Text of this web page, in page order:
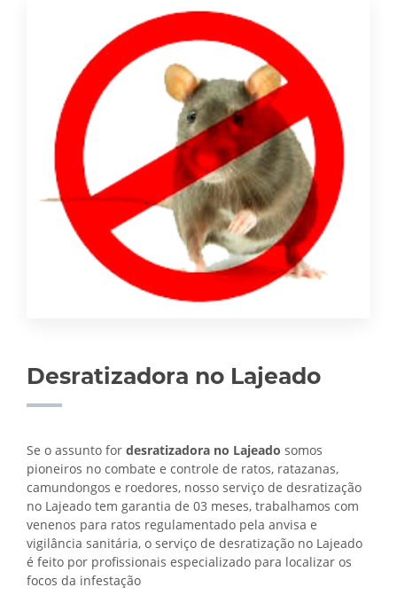
Desratizadora no Lajeado
Se o assunto for desratizadora no Lajeado somos
pioneiros no combate e controle de ratos, ratazanas,
camundongos e roedores, nosso serviço de desratização
no Lajeado tem garantia de 03 meses, trabalhamos com
venenos para ratos regulamentado pela anvisa e
vigilância sanitária, o serviço de desratização no Lajeado
é feito por profissionais especializado para localizar os
focos da infestação